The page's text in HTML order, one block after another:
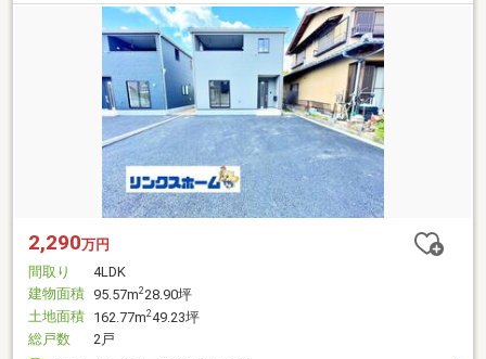
2,290万円
間取り
4LDK
建物面積 95.57m2 28.90坪
土地面積 162.77m249.23坪
総戸数
2戸